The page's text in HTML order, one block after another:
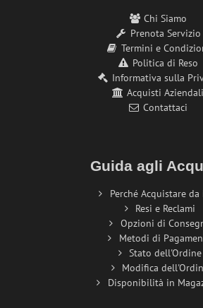
Chi Siamo
Prenota Servizio
Termini e
Politica di Reso
Informativa sulla
Acquisti Aziendali
Contattaci
Guida agli
Perché Acquistare da
Resi e Reclami
Opzioni di
Metodi di
Stato dell'Ordine
Modifica
Disponibilità in